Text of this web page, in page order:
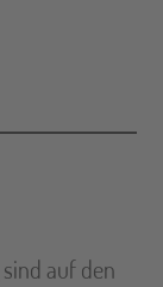
sind auf den